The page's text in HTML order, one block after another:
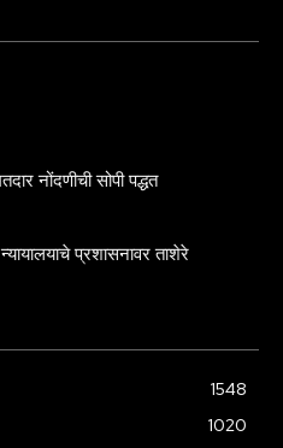
नोंदणीची सोपी पद्धत
प्रशासनावर ताशेरे
1548
1020